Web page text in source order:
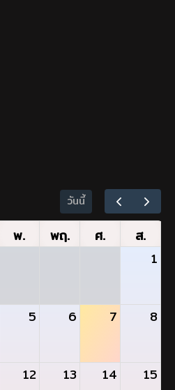
วันนี้
พ. พฤ. ศ. ส.
1
5 6 7 8
12 13 14 15